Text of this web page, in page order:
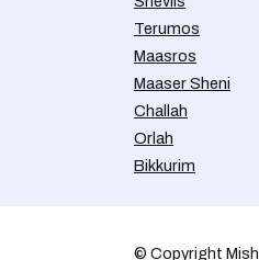
Terumos
Maasros
Maaser Sheni
Challah
Orlah
Bikkurim
© Copyright